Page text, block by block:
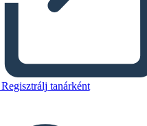
Regisztrálj tanárként